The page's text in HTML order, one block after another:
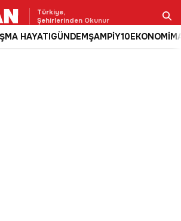
Türkiye,
Şehirlerinden Okunur
HAYATIGÜNDEMŞAMPİY10EKONOMİ
Ara